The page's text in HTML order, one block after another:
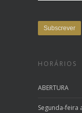
HORÁRIOS
ABERTURA
Segunda-feira